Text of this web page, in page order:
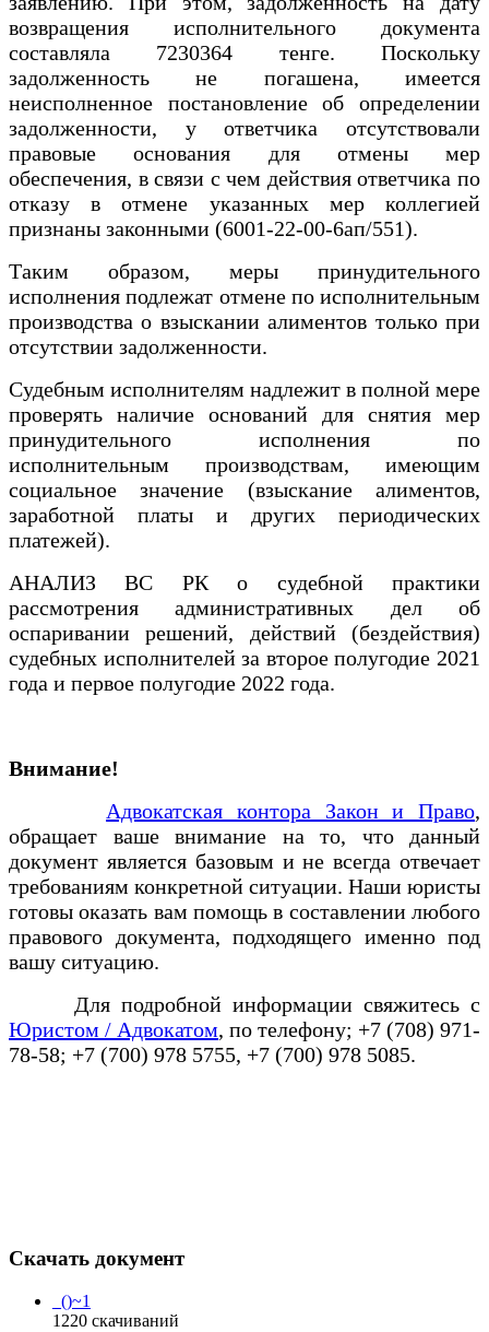
возвращения исполнительного документа
составляла 7230364 тенге. Поскольку
задолженность не погашена, имеется
неисполненное постановление об определении
задолженности, у ответчика отсутствовали
правовые основания для отмены мер
обеспечения, в связи с чем действия ответчика по
отказу в отмене указанных мер коллегией
признаны законными (6001-22-00-6ап/551).
Таким образом, меры принудительного
исполнения подлежат отмене по исполнительным
производства о взыскании алиментов только при
отсутствии задолженности.
Судебным исполнителям надлежит в полной мере
проверять наличие оснований для снятия мер
принудительного исполнения по
исполнительным производствам, имеющим
социальное значение (взыскание алиментов,
заработной платы и других периодических
платежей).
АНАЛИЗ ВС РК о судебной практики
рассмотрения административных дел об
оспаривании решений, действий (бездействия)
судебных исполнителей за второе полугодие 2021
года и первое полугодие 2022 года.
Внимание!
Адвокатская контора Закон и Право,
обращает ваше внимание на то, что данный
документ является базовым и не всегда отвечает
требованиям конкретной ситуации. Наши юристы
готовы оказать вам помощь в составлении любого
правового документа, подходящего именно под
вашу ситуацию.
Для подробной информации свяжитесь с
Юристом / Адвокатом, по телефону; +7 (708) 971-
78-58; +7 (700) 978 5755, +7 (700) 978 5085.
Скачать документ
_()~1
1220 скачиваний